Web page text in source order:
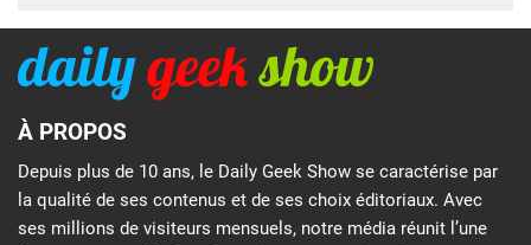
À PROPOS
Depuis plus de 10 ans, le Daily Geek Show se caractérise par
la qualité de ses contenus et de ses choix éditoriaux. Avec
ses millions de visiteurs mensuels, notre média réunit l’une